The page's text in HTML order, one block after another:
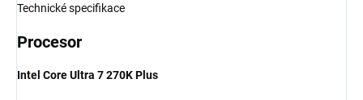
Technické specifikace
Procesor
Intel Core Ultra 7 270K Plus